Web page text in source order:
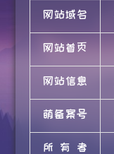
网站域名
网站首页
网站信息
萌备案号
所有者